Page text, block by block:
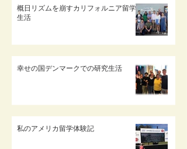
概日リズムを崩すカリフォルニア留学
生活
幸せの国デンマークでの研究生活
私のアメリカ留学体験記